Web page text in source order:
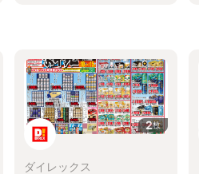
2枚
ダイレックス